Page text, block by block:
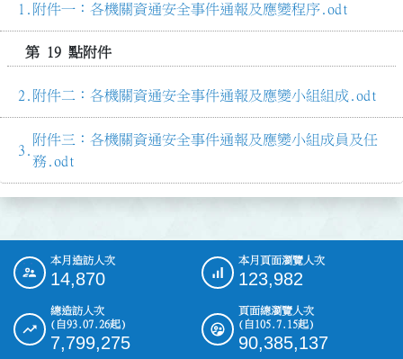
附件一：各機關資通安全事件通報及應變程序.odt
第 19 點附件
附件二：各機關資通安全事件通報及應變小組組成.odt
附件三：各機關資通安全事件通報及應變小組成員及任
務.odt
::: 本月造訪人次
14,870
本月頁面瀏覽人次
123,982
總造訪人次
(自93.07.26起)
7,799,275
頁面總瀏覽人次
(自105.7.15起)
90,385,137